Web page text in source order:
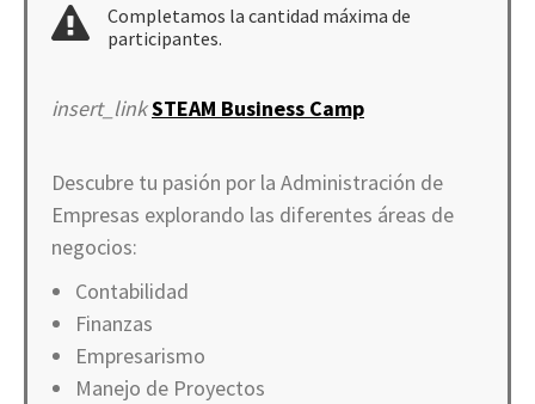
Completamos la cantidad máxima de
participantes.
insert_linkSTEAM Business Camp
Descubre tu pasión por la Administración de
Empresas explorando las diferentes áreas de
negocios:
Contabilidad
Finanzas
Empresarismo
Manejo de Proyectos